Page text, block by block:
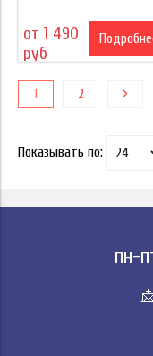
от 1 490
руб
1 2
Показывать по:
пн-